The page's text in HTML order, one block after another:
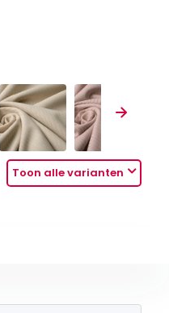
Toon alle varianten